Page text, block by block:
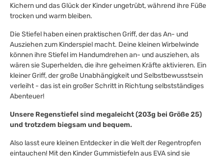
Kichern und das Glück der Kinder ungetrübt, während ihre Füße
trocken und warm bleiben.
Die Stiefel haben einen praktischen Griff, der das An- und
Ausziehen zum Kinderspiel macht. Deine kleinen Wirbelwinde
können ihre Stiefel im Handumdrehen an- und ausziehen, als
wären sie Superhelden, die ihre geheimen Kräfte aktivieren. Ein
kleiner Griff, der große Unabhängigkeit und Selbstbewusstsein
verleiht - das ist ein großer Schritt in Richtung selbstständiges
Abenteuer!
Unsere Regenstiefel sind megaleicht (203g bei Größe 25)
und trotzdem biegsam und bequem.
Also lasst eure kleinen Entdecker in die Welt der Regentropfen
eintauchen! Mit den Kinder Gummistiefeln aus EVA sind sie